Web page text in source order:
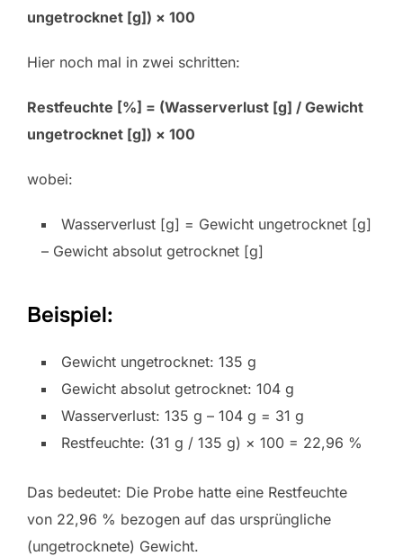
ungetrocknet [g]) × 100
Hier noch mal in zwei schritten:
Restfeuchte [%] = (Wasserverlust [g] / Gewicht
ungetrocknet [g]) × 100
wobei:
Wasserverlust [g] = Gewicht ungetrocknet [g]
– Gewicht absolut getrocknet [g]
Beispiel:
Gewicht ungetrocknet: 135 g
Gewicht absolut getrocknet: 104 g
Wasserverlust: 135 g – 104 g = 31 g
Restfeuchte: (31 g / 135 g) × 100 = 22,96 %
Das bedeutet: Die Probe hatte eine Restfeuchte
von 22,96 % bezogen auf das ursprüngliche
(ungetrocknete) Gewicht.